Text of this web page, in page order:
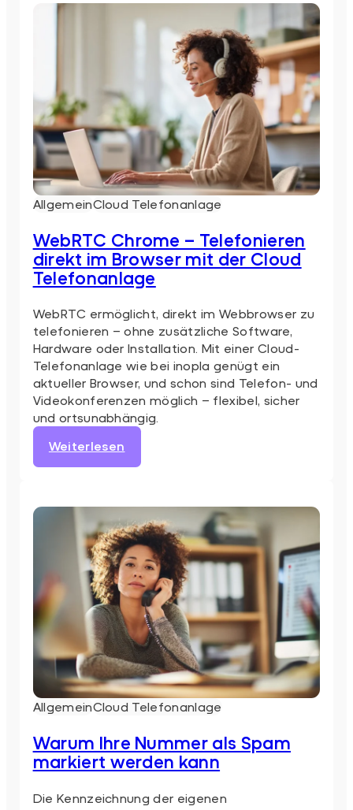
während
Feiertage
profitieren
AllgemeinCloud Telefonanlage
WebRTC Chrome – Telefonieren
direkt im Browser mit der Cloud
Telefonanlage
WebRTC ermöglicht, direkt im Webbrowser zu
telefonieren – ohne zusätzliche Software,
Hardware oder Installation. Mit einer Cloud-
Telefonanlage wie bei inopla genügt ein
aktueller Browser, und schon sind Telefon- und
Videokonferenzen möglich – flexibel, sicher
und ortsunabhängig.
Weiterlesen
WebRTC
direkt
im
Browser
mit
der
Cloud
Telefonanlage
AllgemeinCloud Telefonanlage
Warum Ihre Nummer als Spam
markiert werden kann
Die Kennzeichnung der eigenen